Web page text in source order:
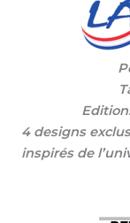
4 designs
inspirés de